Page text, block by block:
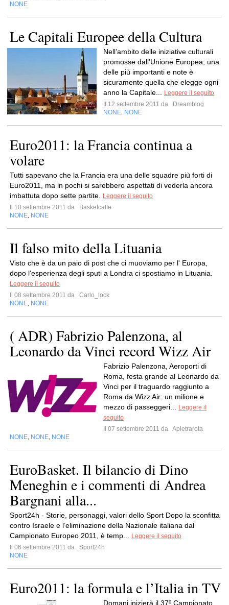
NONE
Le Capitali Europee della Cultura
Nell’ambito delle iniziative culturali
promosse dall’Unione Europea, una
delle più importanti e note è
sicuramente quella che elegge ogni
anno la Capitale...
Leggere il seguito
Il 12 settembre 2011 da
Dreamblog
NONE NONE
Euro2011: la Francia continua a
volare
Tutti sapevano che la Francia era una delle squadre più forti di
Euro2011, ma in pochi si sarebbero aspettati di vederla ancora
imbattuta dopo sette partite.
Leggere il seguito
Il 10 settembre 2011 da
Basketcaffe
NONE NONE
Il falso mito della Lituania
Visto che è da un paio di post che ci muoviamo per l' Europa,
dopo l'esperienza degli sputi a Londra ci spostiamo in Lituania.
Leggere il seguito
Il 08 settembre 2011 da
Carlo_lock
NONE NONE
( ADR) Fabrizio Palenzona, al
Leonardo da Vinci record Wizz Air
Fabrizio Palenzona, Aeroporti di
Roma, festa grande al Leonardo da
Vinci per il traguardo raggiunto a
Roma da Wizz Air: un milione e
mezzo di passeggeri...
Leggere il
seguito
Il 07 settembre 2011 da Apietrarota
NONE NONE NONE
EuroBasket. Il bilancio di Dino
Meneghin e i commenti di Andrea
Bargnani alla...
Sport24h - Storie, personaggi, valori dello Sport Dopo la sconfitta
contro Israele e l’eliminazione della Nazionale italiana dal
Campionato Europeo 2011, è temp...
Leggere il seguito
Il 06 settembre 2011 da
Sport24h
NONE
Euro2011: la formula e l’Italia in TV
Domani inizierà il 37º Campionato